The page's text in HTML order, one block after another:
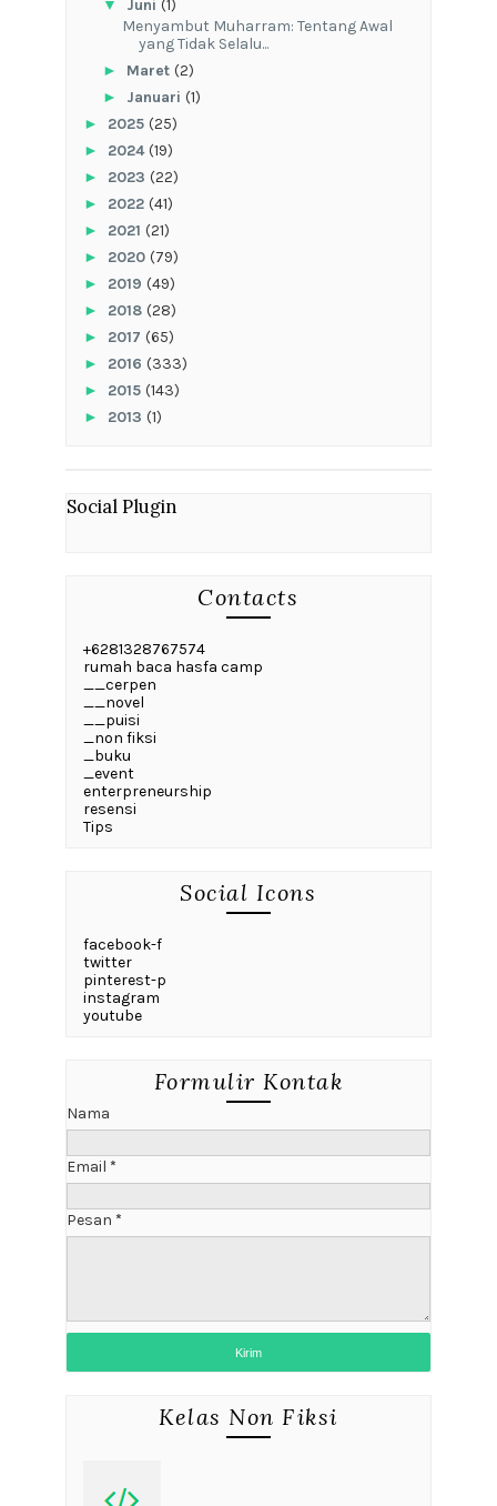
▼ Juni (1)
Menyambut Muharram: Tentang Awal
yang Tidak Selalu...
► Maret (2)
► Januari (1)
► 2025 (25)
► 2024(19)
► 2023 (22)
► 2022 (41)
► 2021 (21)
► 2020 (79)
► 2019 (49)
► 2018 (28)
► 2017 (65)
► 2016 (333)
► 2015 (143)
► 2013 (1)
Social Plugin
Contacts
+6281328767574
rumah baca hasfa camp
__cerpen
__novel
__puisi
_non fiksi
_buku
_event
enterpreneurship
resensi
Tips
Social Icons
facebook-f
twitter
pinterest-p
instagram
youtube
Formulir Kontak
Nama
Email *
Pesan *
Kelas Non Fiksi